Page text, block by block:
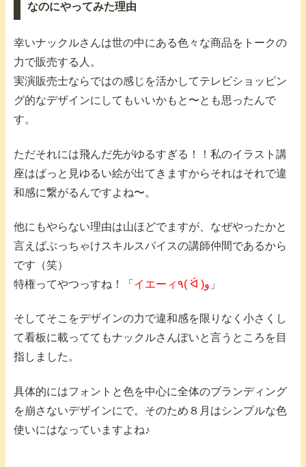
なのにやってみた理由
幸いナックルさんは世の中にある色々な商品をトークの
力で販売する人。
実演販売士ならではの感じを活かしてテレビショッピン
グ的なデザインにしてもいいかもと〜とも思ったんで
す。
ただそれには飛んだ先がゆるすぎる！！私のイラスト講
座はぱっと見ゆるい絵が出てきますからそれはそれで違
和感に繋がるんですよね〜。
他にもやらない理由は山ほどでますが、なぜやったかと
言えばぶっちゃけスキルスパイスの講師仲間であるから
です（笑）
特権ってやつっすね！「
イエーィ٩( ᐛ )و 」
そしてそこをデザインの力で違和感を限りなく小さくし
て看板に載っててもナックルさんぽいと言うところを目
指しました。
具体的にはフォントと色を中心に全体のブランディング
を崩さないデザインにで。そのため８月はシンプルな色
使いにはなっていますよね♪